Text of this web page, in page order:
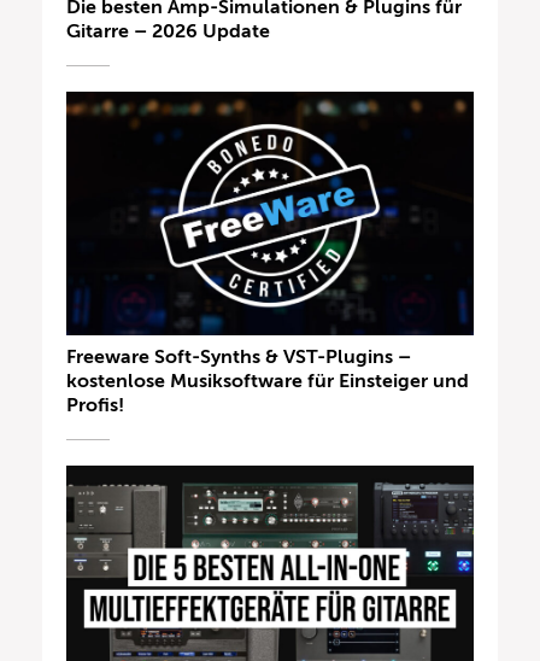
Die besten Amp-Simulationen & Plugins für
Gitarre – 2026 Update
Freeware Soft-Synths & VST-Plugins –
kostenlose Musiksoftware für Einsteiger und
Profis!